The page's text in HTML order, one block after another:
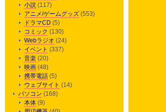
小説 (117)
アニメ/ゲームグッズ (553)
ドラマCD (5)
コミック (130)
Webラジオ (24)
イベント (337)
音楽 (20)
映画 (48)
携帯電話 (5)
ウェブサイト (14)
パソコン (168)
本体 (9)